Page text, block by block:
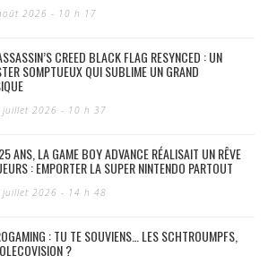
2026 - 10 h 17
CREED BLACK FLAG RESYNCED : UN
SOMPTUEUX QUI SUBLIME UN GRAND
juillet 2026 - 10 h 37
ANS, LA GAME BOY ADVANCE RÉALISAIT UN RÊVE
: EMPORTER LA SUPER NINTENDO PARTOUT
juillet 2026 - 14 h 48
: TU TE SOUVIENS… LES SCHTROUMPFS,
?